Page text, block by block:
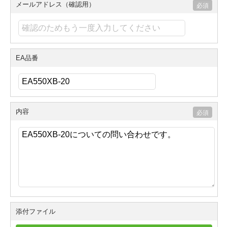
メールアドレス（確認用）
EA品番
内容
添付ファイル